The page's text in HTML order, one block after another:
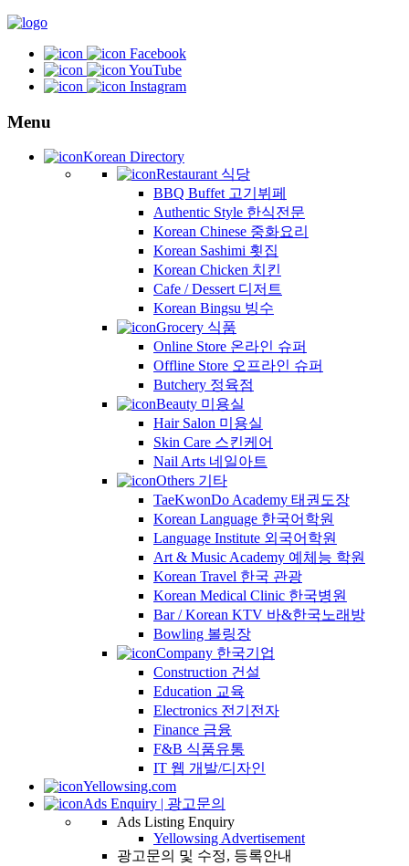
Facebook
YouTube
Instagram
Menu
Korean Directory
Restaurant 식당
BBQ Buffet 고기뷔페
Authentic Style 한식전문
Korean Chinese 중화요리
Korean Sashimi 횟집
Korean Chicken 치킨
Cafe / Dessert 디저트
Korean Bingsu 빙수
Grocery 식품
Online Store 온라인 슈퍼
Offline Store 오프라인 슈퍼
Butchery 정육점
Beauty 미용실
Hair Salon 미용실
Skin Care 스킨케어
Nail Arts 네일아트
Others 기타
TaeKwonDo Academy 태권도장
Korean Language 한국어학원
Language Institute 외국어학원
Art & Music Academy 예체능 학원
Korean Travel 한국 관광
Korean Medical Clinic 한국병원
Bar / Korean KTV 바&한국노래방
Bowling 볼링장
Company 한국기업
Construction 건설
Education 교육
Electronics 전기전자
Finance 금융
F&B 식품유통
IT 웹 개발/디자인
Yellowsing.com
Ads Enquiry | 광고문의
Ads Listing Enquiry
Yellowsing Advertisement
광고문의 및 수정, 등록안내